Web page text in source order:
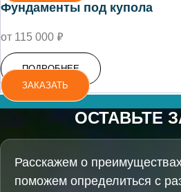
Фундаменты под купола
от 115 000 ₽
ПОДРОБНЕЕ
ЗАКАЗАТЬ
ОСТАВЬТЕ
Расскажем о
поможем определиться с